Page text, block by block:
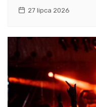
27 lipca 2026